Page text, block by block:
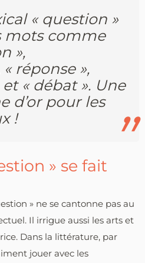
« question »
mots comme
»,
réponse »,
« débat ». Une
d’or pour les
!
» se fait
» ne se cantonne pas au
Il irrigue aussi les arts et
Dans la littérature, par
jouer avec les